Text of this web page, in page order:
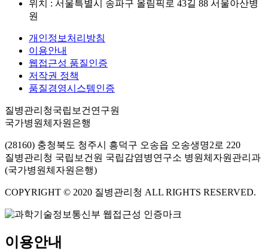
위치 : 서울특별시 송파구 올림픽로 43길 88 서울아산병
원
개인정보처리방침
이용안내
웹접근성 품질인증
저작권 정책
품질경영시스템인증
질병관리청국립보건연구원
국가병원체자원은행
(28160) 충청북도 청주시 흥덕구 오송읍 오송생명2로 220
질병관리청 국립보건원 국립감염병연구소 병원체자원관리과
(국가병원체자원은행)
COPYRIGHT © 2020 질병관리청 ALL RIGHTS RESERVED.
이용안내